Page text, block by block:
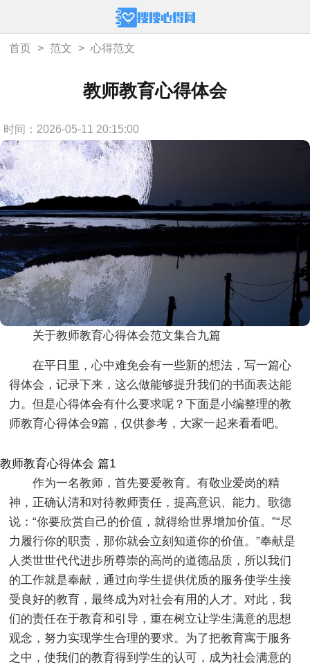
首页 > 范文 > 心得范文
教师教育心得体会
时间：2026-05-11 20:15:00
关于教师教育心得体会范文集合九篇
在平日里，心中难免会有一些新的想法，写一篇心
得体会，记录下来，这么做能够提升我们的书面表达能
力。但是心得体会有什么要求呢？下面是小编整理的教
师教育心得体会9篇，仅供参考，大家一起来看看吧。
教师教育心得体会 篇1
作为一名教师，首先要爱教育。有敬业爱岗的精
神，正确认清和对待教师责任，提高意识、能力。歌德
说：“你要欣赏自己的价值，就得给世界增加价值。”“尽
力履行你的职责，那你就会立刻知道你的价值。”奉献是
人类世世代代进步所尊崇的高尚的道德品质，所以我们
的工作就是奉献，通过向学生提供优质的服务使学生接
受良好的教育，最终成为对社会有用的人才。对此，我
们的责任在于教育和引导，重在树立让学生满意的思想
观念，努力实现学生合理的要求。为了把教育寓于服务
之中，使我们的教育得到学生的认可，成为社会满意的